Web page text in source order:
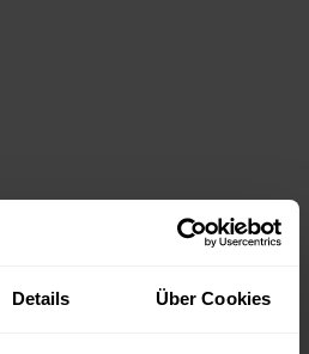
Details Über Cookies
sich jetzt die